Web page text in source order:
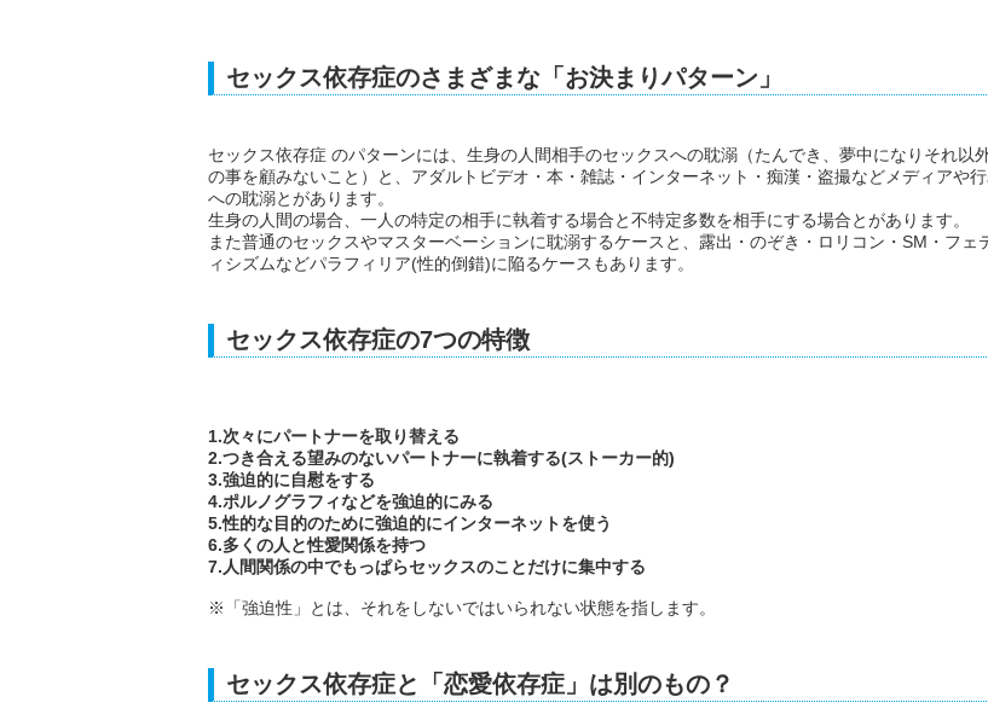
セックス依存症のさまざまな「お決まりパターン」
セックス依存症 のパターンには、生身の人間相手のセックスへの耽溺（たんでき、夢中になりそれ以
の事を顧みないこと）と、アダルトビデオ・本・雑誌・インターネット・痴漢・盗撮などメディアや
への耽溺とがあります。
生身の人間の場合、一人の特定の相手に執着する場合と不特定多数を相手にする場合とがあります。
また普通のセックスやマスターベーションに耽溺するケースと、露出・のぞき・ロリコン・SM・フェ
ィシズムなどパラフィリア(性的倒錯)に陥るケースもあります。
セックス依存症の7つの特徴
1.次々にパートナーを取り替える
2.つき合える望みのないパートナーに執着する(ストーカー的)
3.強迫的に自慰をする
4.ポルノグラフィなどを強迫的にみる
5.性的な目的のために強迫的にインターネットを使う
6.多くの人と性愛関係を持つ
7.人間関係の中でもっぱらセックスのことだけに集中する
※「強迫性」とは、それをしないではいられない状態を指します。
セックス依存症と「恋愛依存症」は別のもの？